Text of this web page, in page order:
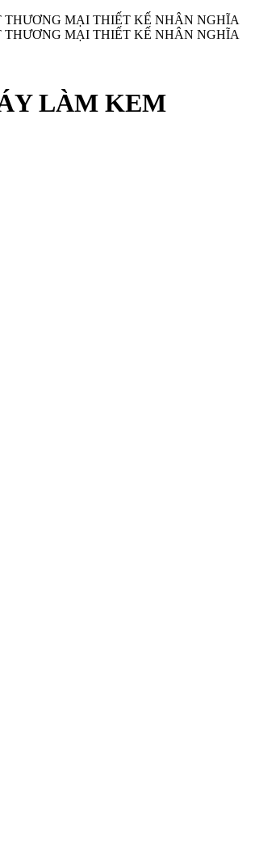
MẠI THIẾT KẾ NHÂN NGHĨA
MẠI THIẾT KẾ NHÂN NGHĨA
LÀM KEM